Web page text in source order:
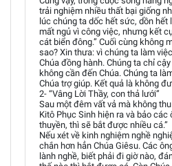
trải nghiệm nhiều thất bại giống
lúc chúng ta dốc hết sức, dồn hết
mất ngủ vì công việc, nhưng kết
cát biển đông.” Cuối cùng không
sao? Xin thưa: vì chúng ta làm
Chúa đồng hành. Chúng ta chỉ
không cần đến Chúa. Chúng ta
Chúa trợ giúp. Kết quả là không
2- “Vâng Lời Thầy, con thả lưới”
Sau một đêm vất vả mà không
Kitô Phục Sinh hiện ra và bảo các
thuyền, thì sẽ bắt được nhiều cá.”
Nếu xét về kinh nghiệm nghề
chắn hơn hẳn Chúa Giêsu. Các
lành nghề, biết phải đi giờ nào,